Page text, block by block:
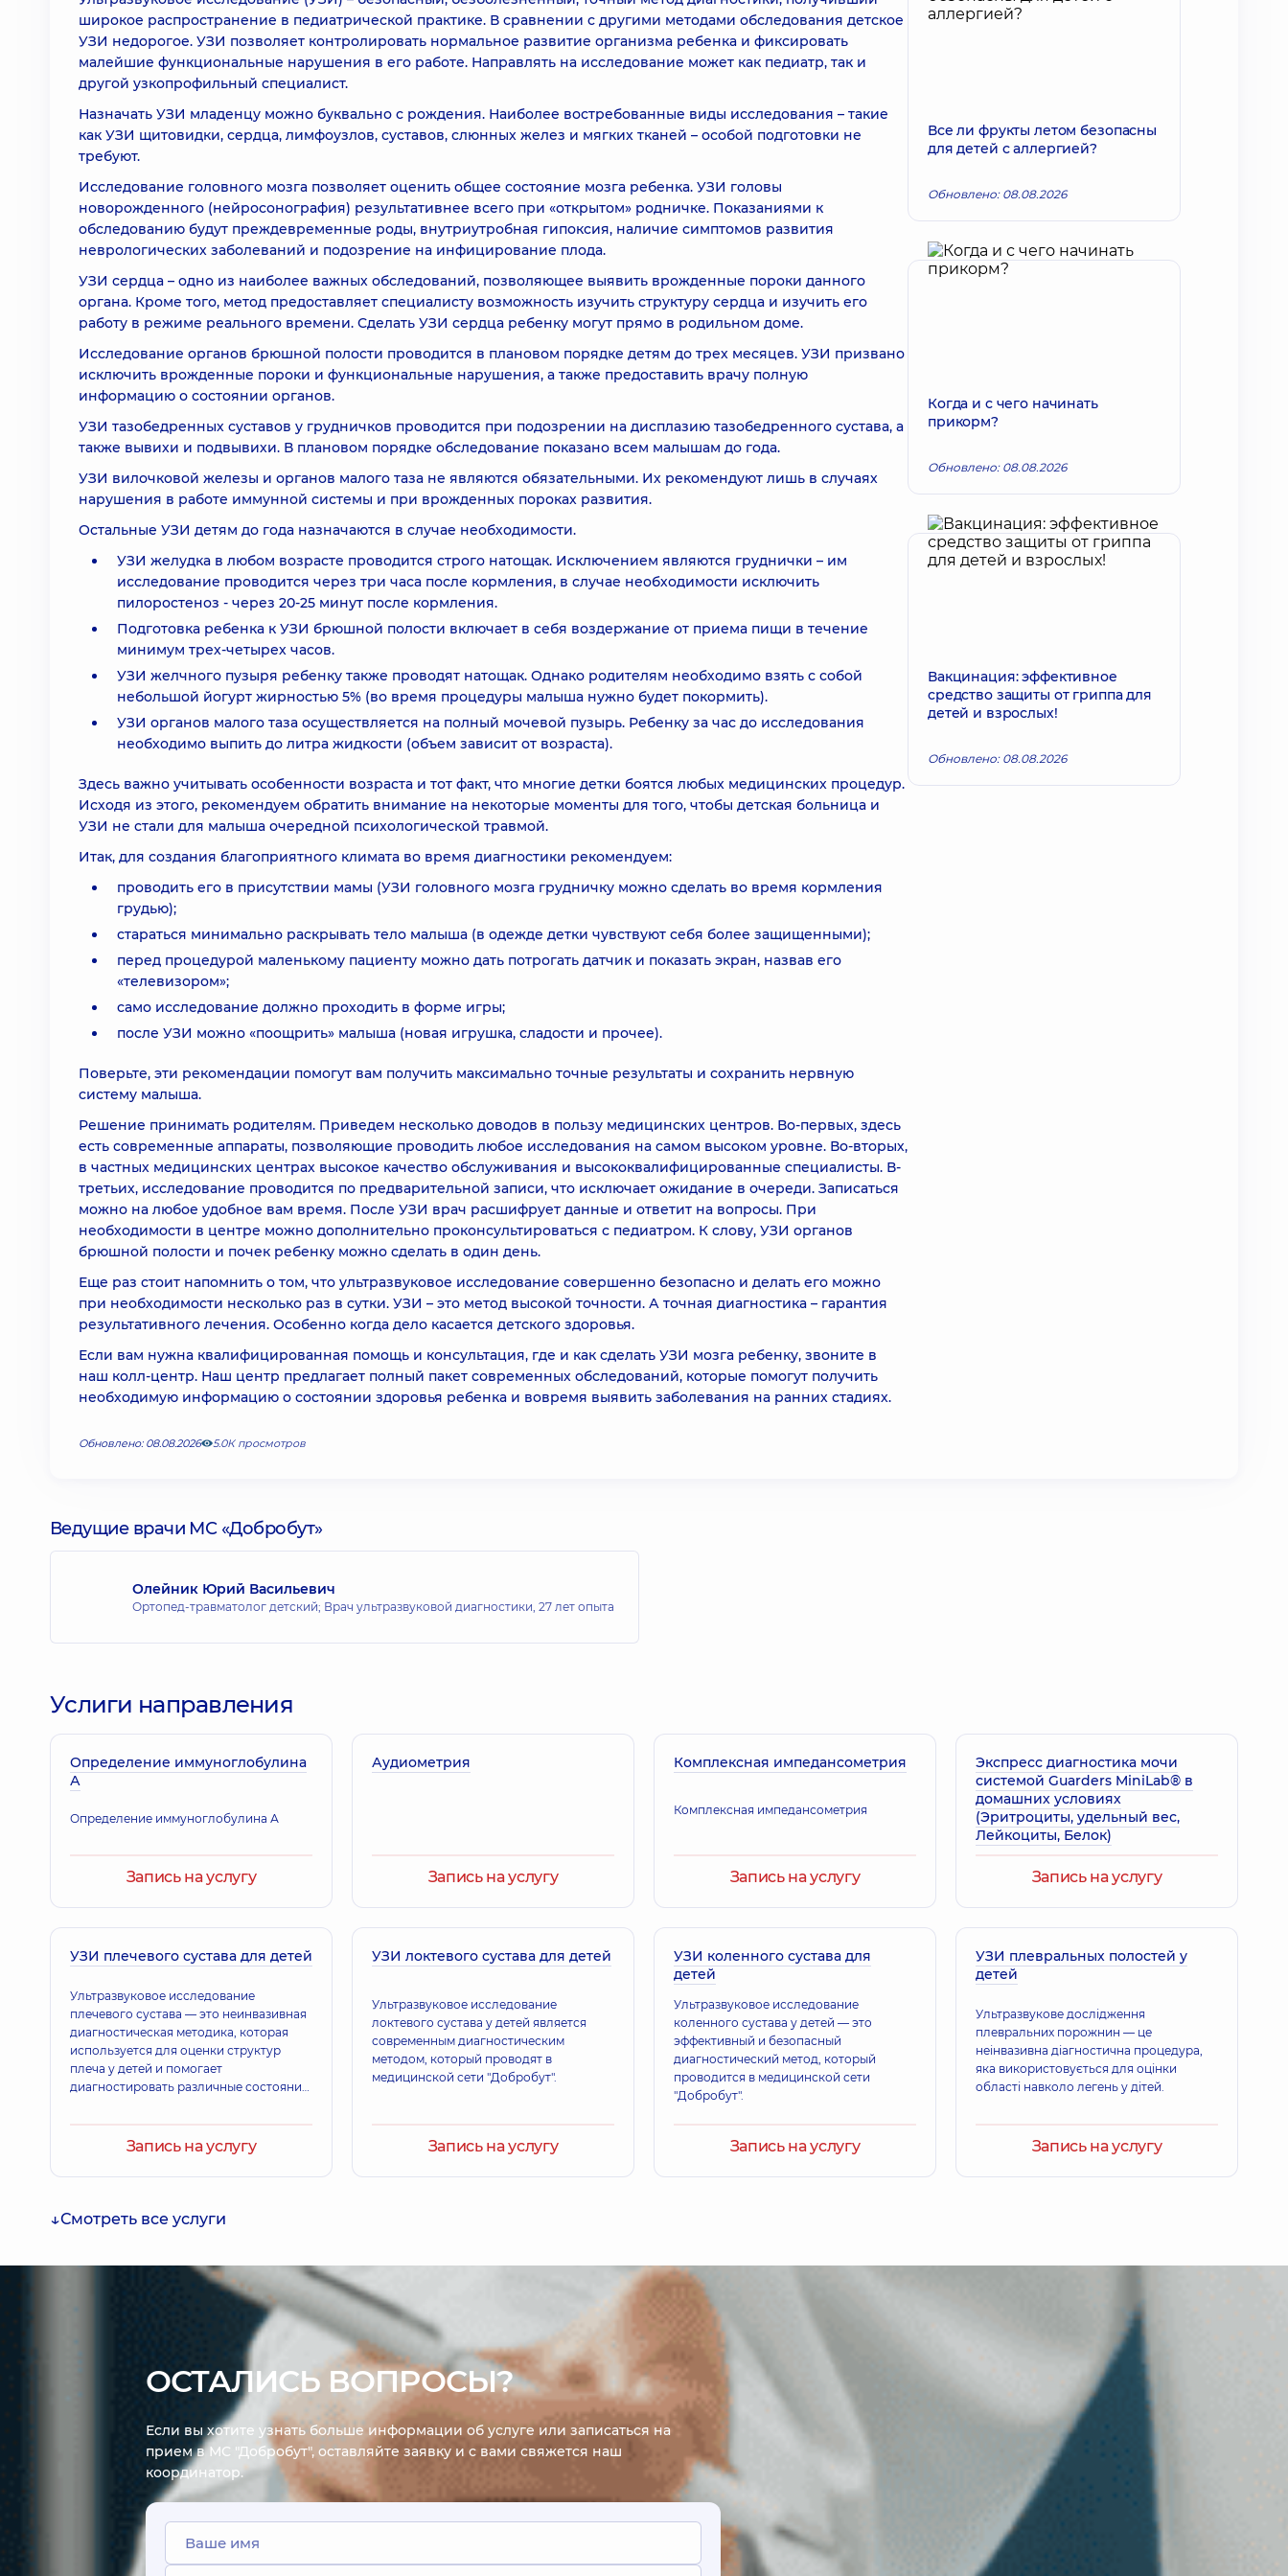
широкое распространение в педиатрической практике. В сравнении с другими методами обследования детское
УЗИ недорогое. УЗИ позволяет контролировать нормальное развитие организма ребенка и фиксировать
малейшие функциональные нарушения в его работе. Направлять на исследование может как педиатр, так и
другой узкопрофильный специалист.
Назначать УЗИ младенцу можно буквально с рождения. Наиболее востребованные виды исследования – такие
как УЗИ щитовидки, сердца, лимфоузлов, суставов, слюнных желез и мягких тканей – особой подготовки не
требуют.
Исследование головного мозга позволяет оценить общее состояние мозга ребенка. УЗИ головы
новорожденного (нейросонография) результативнее всего при «открытом» родничке. Показаниями к
обследованию будут преждевременные роды, внутриутробная гипоксия, наличие симптомов развития
неврологических заболеваний и подозрение на инфицирование плода.
УЗИ сердца – одно из наиболее важных обследований, позволяющее выявить врожденные пороки данного
органа. Кроме того, метод предоставляет специалисту возможность изучить структуру сердца и изучить его
работу в режиме реального времени. Сделать УЗИ сердца ребенку могут прямо в родильном доме.
Исследование органов брюшной полости проводится в плановом порядке детям до трех месяцев. УЗИ призвано
исключить врожденные пороки и функциональные нарушения, а также предоставить врачу полную
информацию о состоянии органов.
УЗИ тазобедренных суставов у грудничков проводится при подозрении на дисплазию тазобедренного сустава, а
также вывихи и подвывихи. В плановом порядке обследование показано всем малышам до года.
УЗИ вилочковой железы и органов малого таза не являются обязательными. Их рекомендуют лишь в случаях
нарушения в работе иммунной системы и при врожденных пороках развития.
Остальные УЗИ детям до года назначаются в случае необходимости.
УЗИ желудка в любом возрасте проводится строго натощак. Исключением являются груднички – им
исследование проводится через три часа после кормления, в случае необходимости исключить
пилоростеноз - через 20-25 минут после кормления.
Подготовка ребенка к УЗИ брюшной полости включает в себя воздержание от приема пищи в течение
минимум трех-четырех часов.
УЗИ желчного пузыря ребенку также проводят натощак. Однако родителям необходимо взять с собой
небольшой йогурт жирностью 5% (во время процедуры малыша нужно будет покормить).
УЗИ органов малого таза осуществляется на полный мочевой пузырь. Ребенку за час до исследования
необходимо выпить до литра жидкости (объем зависит от возраста).
Здесь важно учитывать особенности возраста и тот факт, что многие детки боятся любых медицинских процедур.
Исходя из этого, рекомендуем обратить внимание на некоторые моменты для того, чтобы детская больница и
УЗИ не стали для малыша очередной психологической травмой.
Итак, для создания благоприятного климата во время диагностики рекомендуем:
проводить его в присутствии мамы (УЗИ головного мозга грудничку можно сделать во время кормления
грудью);
стараться минимально раскрывать тело малыша (в одежде детки чувствуют себя более защищенными);
перед процедурой маленькому пациенту можно дать потрогать датчик и показать экран, назвав его
«телевизором»;
само исследование должно проходить в форме игры;
после УЗИ можно «поощрить» малыша (новая игрушка, сладости и прочее).
Поверьте, эти рекомендации помогут вам получить максимально точные результаты и сохранить нервную
систему малыша.
Решение принимать родителям. Приведем несколько доводов в пользу медицинских центров. Во-первых, здесь
есть современные аппараты, позволяющие проводить любое исследования на самом высоком уровне. Во-вторых,
в частных медицинских центрах высокое качество обслуживания и высококвалифицированные специалисты. В-
третьих, исследование проводится по предварительной записи, что исключает ожидание в очереди. Записаться
можно на любое удобное вам время. После УЗИ врач расшифрует данные и ответит на вопросы. При
необходимости в центре можно дополнительно проконсультироваться с педиатром. К слову, УЗИ органов
брюшной полости и почек ребенку можно сделать в один день.
Еще раз стоит напомнить о том, что ультразвуковое исследование совершенно безопасно и делать его можно
при необходимости несколько раз в сутки. УЗИ – это метод высокой точности. А точная диагностика – гарантия
результативного лечения. Особенно когда дело касается детского здоровья.
Если вам нужна квалифицированная помощь и консультация, где и как сделать УЗИ мозга ребенку, звоните в
наш колл-центр. Наш центр предлагает полный пакет современных обследований, которые помогут получить
необходимую информацию о состоянии здоровья ребенка и вовремя выявить заболевания на ранних стадиях.
Обновлено: 08.08.2026 5.0К просмотров
Все ли фрукты летом безопасны
для детей с аллергией?
Обновлено: 08.08.2026
Когда и с чего начинать
прикорм?
Обновлено: 08.08.2026
Вакцинация: эффективное
средство защиты от гриппа для
детей и взрослых!
Обновлено: 08.08.2026
Ведущие врачи МС «Добробут»
Олейник Юрий Васильевич
Ортопед-травматолог детский; Врач ультразвуковой диагностики, 27 лет опыта
Услиги направления
Определение иммуноглобулина
А
Определение иммуноглобулина А
Запись на услугу
Аудиометрия
Запись на услугу
Комплексная импедансометрия
Комплексная импедансометрия
Запись на услугу
Экспресс диагностика мочи
системой Guarders MiniLab® в
домашних условиях
(Эритроциты, удельный вес,
Лейкоциты, Белок)
Запись на услугу
УЗИ плечевого сустава для детей
Ультразвуковое исследование
плечевого сустава — это неинвазивная
диагностическая методика, которая
используется для оценки структур
плеча у детей и помогает
диагностировать различные состояния,
Запись на услугу
УЗИ локтевого сустава для детей
Ультразвуковое исследование
локтевого сустава у детей является
современным диагностическим
методом, который проводят в
медицинской сети "Добробут".
Запись на услугу
УЗИ коленного сустава для
детей
Ультразвуковое исследование
коленного сустава у детей — это
эффективный и безопасный
диагностический метод, который
проводится в медицинской сети
"Добробут".
Запись на услугу
УЗИ плевральных полостей у
детей
Ультразвукове дослідження
плевральних порожнин — це
неінвазивна діагностична процедура,
яка використовується для оцінки
області навколо легень у дітей.
Запись на услугу
Смотреть все услуги
ОСТАЛИСЬ ВОПРОСЫ?
Если вы хотите узнать больше информации об услуге или записаться на
прием в МС "Добробут", оставляйте заявку и с вами свяжется наш
координатор.